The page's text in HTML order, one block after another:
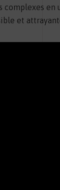
complexes en
et